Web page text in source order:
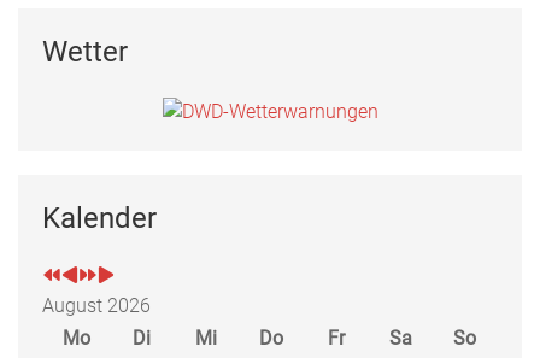
Wetter
Kalender
August 2026
Mo
Di Mi Do Fr Sa
So